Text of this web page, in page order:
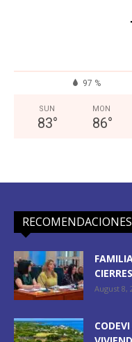
97 %
SUN
83°
MON
86°
August 8,